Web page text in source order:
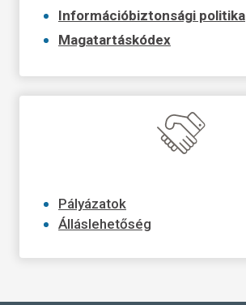
Információbiztonsági politika
Magatartáskódex
Pályázatok
Álláslehetőség